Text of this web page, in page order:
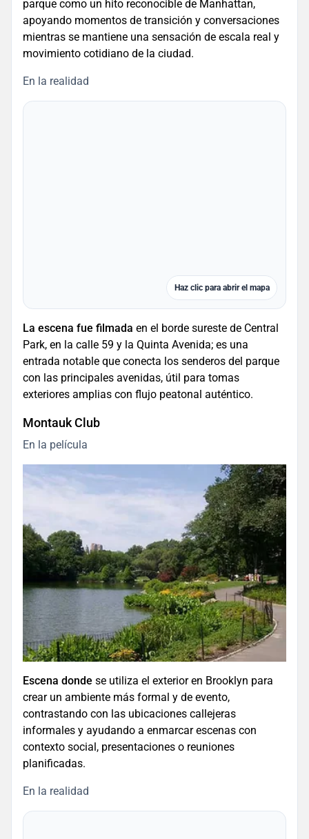
parque como un hito reconocible de Manhattan,
apoyando momentos de transición y conversaciones
mientras se mantiene una sensación de escala real y
movimiento cotidiano de la ciudad.
En la realidad
Haz clic para abrir el mapa
La escena fue filmada en el borde sureste de Central
Park, en la calle 59 y la Quinta Avenida; es una
entrada notable que conecta los senderos del parque
con las principales avenidas, útil para tomas
exteriores amplias con flujo peatonal auténtico.
Montauk Club
En la película
Escena donde se utiliza el exterior en Brooklyn para
crear un ambiente más formal y de evento,
contrastando con las ubicaciones callejeras
informales y ayudando a enmarcar escenas con
contexto social, presentaciones o reuniones
planificadas.
En la realidad